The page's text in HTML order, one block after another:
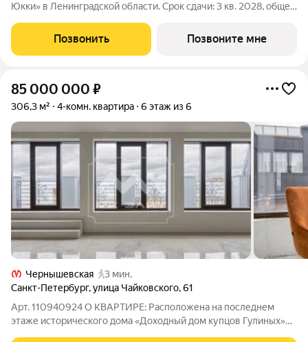
Юкки» в Ленинградской области. Срок сдачи: 3 кв. 2028, общей
доступной социальной инфраструктурой. Жилой комплекс
расположен в
Позвонить Позвоните мне
85 000 000 ₽
306,3 м² 4-комн. квартира 6 этаж из 6
Чернышевская
3 мин.
Санкт-Петербург,улица Чайковского,61
Арт. 110940924 О КВАРТИРЕ: Расположена на последнем
этаже исторического дома «Доходный дом купцов Гулиных»